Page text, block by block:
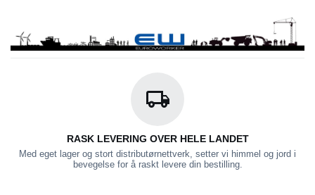
RASK LEVERING OVER HELE LANDET
Med eget lager og stort distributørnettverk, setter vi himmel og jord i
bevegelse for å raskt levere din bestilling.